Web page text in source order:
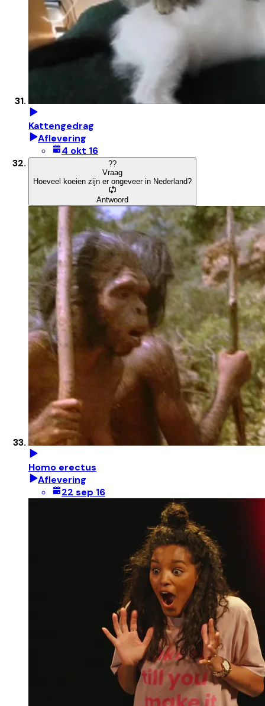
Kattengedrag
Aflevering
4 okt 16
??
Vraag
Hoeveel koeien zijn er ongeveer in Nederland?
Antwoord
Homo erectus
Aflevering
22 sep 16